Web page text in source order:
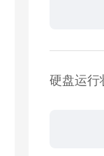
硬盘运